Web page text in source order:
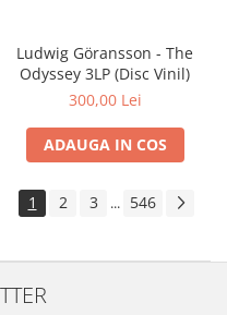
Ludwig Göransson - The
Odyssey 3LP (Disc Vinil)
300,00 Lei
ADAUGA IN COS
1 2 3 ... 546